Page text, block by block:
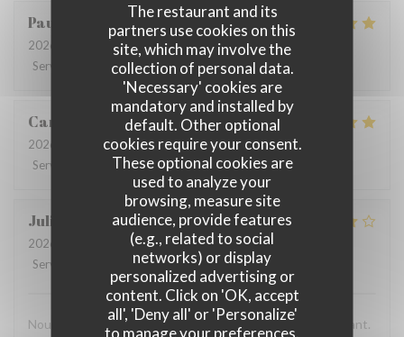
The restaurant and its
partners use cookies on this
site, which may involve the
collection of personal data.
'Necessary' cookies are
mandatory and installed by
default. Other optional
cookies require your consent.
These optional cookies are
used to analyze your
browsing, measure site
audience, provide features
(e.g., related to social
networks) or display
personalized advertising or
content. Click on 'OK, accept
all', 'Deny all' or 'Personalize'
to manage your preferences.
Paulo
2026-07-28
- 12:15 - Guests 8
Service
Ambiance:5/5 Food:5/5 Value: 4
Carolina
2026-07-26
- 13:00 - Guests 5
Service
Ambiance :5/5 Food :5/5 Value: 5/5
Juliana
2026-07-24
- 18:45 - Guests 3
Service
Ambiance:5/5 Food: 4/5 Value
Nous avons passé une excellent moment dans ce restaurant.